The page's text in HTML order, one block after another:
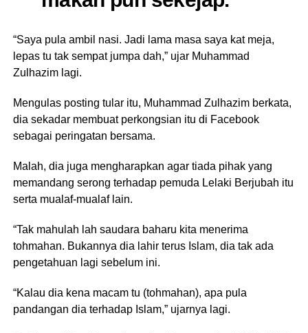
“Saya pula ambil nasi. Jadi lama masa saya kat meja,
lepas tu tak sempat jumpa dah,” ujar Muhammad
Zulhazim lagi.
Mengulas posting tular itu, Muhammad Zulhazim berkata,
dia sekadar membuat perkongsian itu di Facebook
sebagai peringatan bersama.
Malah, dia juga mengharapkan agar tiada pihak yang
memandang serong terhadap pemuda Lelaki Berjubah itu
serta mualaf-mualaf lain.
“Tak mahulah lah saudara baharu kita menerima
tohmahan. Bukannya dia lahir terus Islam, dia tak ada
pengetahuan lagi sebelum ini.
“Kalau dia kena macam tu (tohmahan), apa pula
pandangan dia terhadap Islam,” ujarnya lagi.